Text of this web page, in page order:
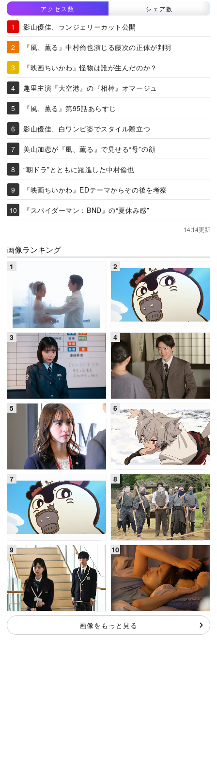
アクセス数 シェア数
影山優佳、ランジェリーカット公開
『風、薫る』中村倫也演じる藤次の正体が判明
『映画ちいかわ』怪物は誰が生んだのか？
趣里主演『大空港』の『相棒』オマージュ
『風、薫る』第95話あらすじ
影山優佳、白ワンピ姿でスタイル際立つ
美山加恋が『風、薫る』で見せる“母”の顔
“朝ドラ”とともに躍進した中村倫也
『映画ちいかわ』EDテーマからその後を考察
『スパイダーマン：BND』の“夏休み感”
14:14更新
画像ランキング
画像をもっと見る